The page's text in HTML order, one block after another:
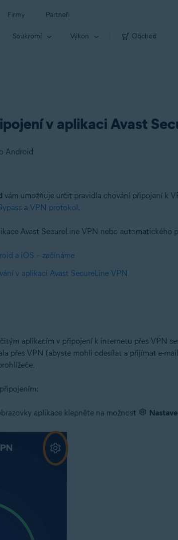
Firmy Partneři
Soukromí Výkon Obchod
v aplikaci Avast
Android
vám umožňuje určit pravidla chování připojení k
a VPN protokol.
Avast SecureLine VPN nebo
a iOS – začínáme
v aplikaci Avast SecureLine VPN
aplikacím v připojení k internetu přes VPN
přes VPN (abyste mohli odesílat a přijímat e-
aplikace klepněte na možnost